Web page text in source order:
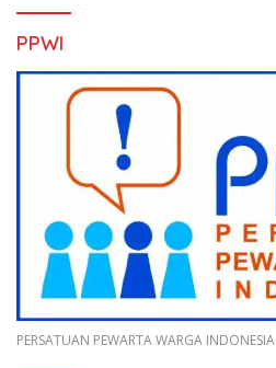
PPWI
PERSATUAN PEWARTA WARGA INDONESIA